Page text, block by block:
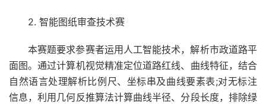
2. 智能图纸审查技术赛
本赛题要求参赛者运用人工智能技术，解析市政道路平
面图。通过计算机视觉精准定位道路红线、曲线特征，结合
自然语言处理解析比例尺、坐标串及曲线要素表;对无标注
信息，利用几何反推算法计算曲线半径、分段长度，排除绿